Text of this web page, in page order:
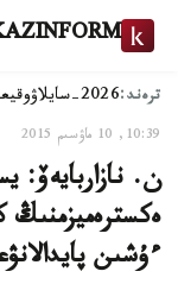
ترەند:2026-سايلاۋ
10:39, 10 ماۋسىم 2015
ن. نازاربايەۆ:
ەكسترەميزمنىڭ
ءۇشىن